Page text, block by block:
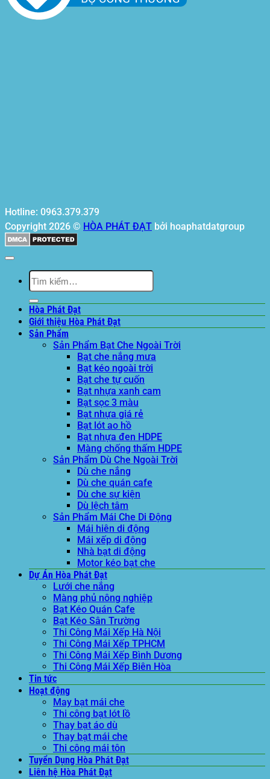
Hotline: 0963.379.379
Copyright 2026 © HÒA PHÁT ĐẠT bởi hoaphatdatgroup
Tìm
kiếm:
Hòa Phát Đạt
Giới thiệu Hòa Phát Đạt
Sản Phẩm
Sản Phẩm Bạt Che Ngoài Trời
Bạt che nắng mưa
Bạt kéo ngoài trời
Bạt che tự cuốn
Bạt nhựa xanh cam
Bạt sọc 3 màu
Bạt nhựa giá rẻ
Bạt lót ao hồ
Bạt nhựa đen HDPE
Màng chống thấm HDPE
Sản Phẩm Dù Che Ngoài Trời
Dù che nắng
Dù che quán cafe
Dù che sự kiện
Dù lệch tâm
Sản Phẩm Mái Che Di Động
Mái hiên di động
Mái xếp di động
Nhà bạt di động
Motor kéo bạt che
Dự Án Hòa Phát Đạt
Lưới che nắng
Màng phủ nông nghiệp
Bạt Kéo Quán Cafe
Bạt Kéo Sân Trường
Thi Công Mái Xếp Hà Nội
Thi Công Mái Xếp TPHCM
Thi Công Mái Xếp Bình Dương
Thi Công Mái Xếp Biên Hòa
Tin tức
Hoạt động
May bạt mái che
Thi công bạt lót lồ
Thay bạt áo dù
Thay bạt mái che
Thi công mái tôn
Tuyển Dụng Hòa Phát Đạt
Liên hệ Hòa Phát Đạt